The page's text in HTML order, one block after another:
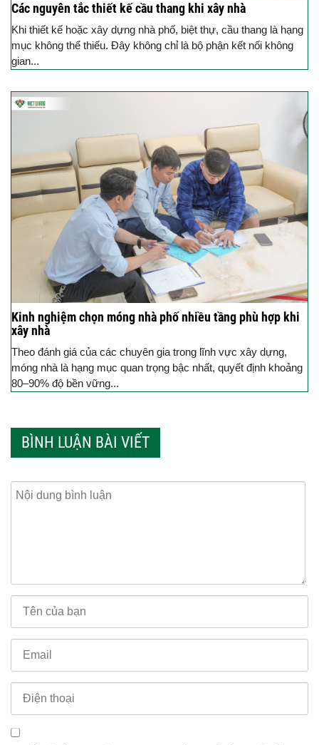
Các nguyên tắc thiết kế cầu thang khi xây nhà
Khi thiết kế hoặc xây dựng nhà phố, biệt thự, cầu thang là hạng
mục không thể thiếu. Đây không chỉ là bộ phận kết nối không
gian...
Kinh nghiệm chọn móng nhà phố nhiều tầng phù hợp khi
xây nhà
Theo đánh giá của các chuyên gia trong lĩnh vực xây dựng,
móng nhà là hạng mục quan trọng bậc nhất, quyết định khoảng
80–90% độ bền vững...
BÌNH LUẬN BÀI VIẾT